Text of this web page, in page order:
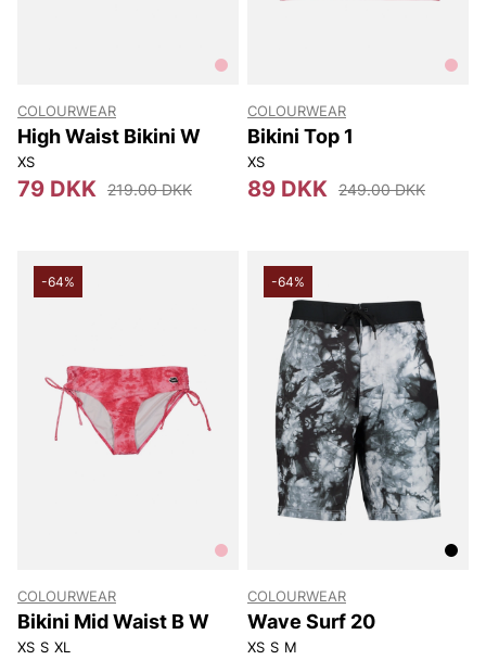
COLOURWEAR
High Waist Bikini W
XS
79 DKK 219.00 DKK
COLOURWEAR
Bikini Top 1
XS
89 DKK 249.00 DKK
-64%
COLOURWEAR
Bikini Mid Waist B W
XS S XL
-64%
COLOURWEAR
Wave Surf 20
XS S M